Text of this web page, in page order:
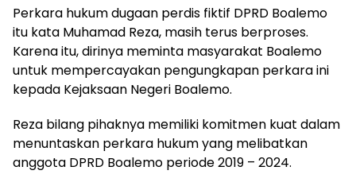
Perkara hukum dugaan perdis fiktif DPRD Boalemo
itu kata Muhamad Reza, masih terus berproses.
Karena itu, dirinya meminta masyarakat Boalemo
untuk mempercayakan pengungkapan perkara ini
kepada Kejaksaan Negeri Boalemo.
Reza bilang pihaknya memiliki komitmen kuat dalam
menuntaskan perkara hukum yang melibatkan
anggota DPRD Boalemo periode 2019 – 2024.